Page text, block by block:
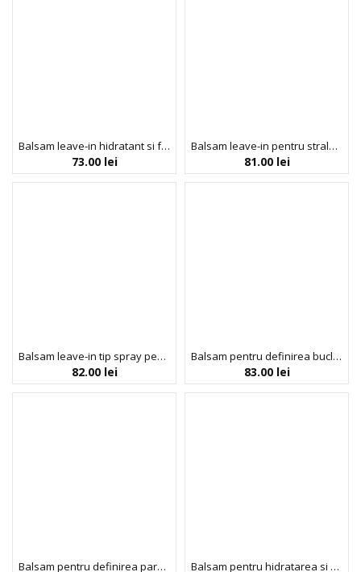
Balsam leave-in hidratant si fortifiant, cu ulei de argan & miere, Honey, Arganicare beaute privee, 400 ml
73.00 lei
Balsam leave-in pentru stralucire intensa si netezirea parului, Hair Gloss, Umberto Giannini, 180 ml
81.00 lei
Balsam leave-in tip spray pentru descurcarea parului uscat si texturat, Banana Coconut Detangler, Umberto Giannini, 250 ml
82.00 lei
Balsam pentru definirea buclelor, cu parfum de santal si ulei de bergamota, Waves, Curls & Coils Wash, Umberto Giannini, 250 ml
83.00 lei
Balsam pentru definirea parului ondulat, cu peptide & extract de seminte de chia, Dreamy Waves, Umberto Giannini, 250 ml Balsam pentru hidratarea si netezirea parului cret, Steilish, 250 ml